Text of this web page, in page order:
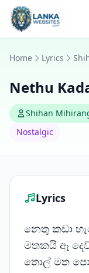
Skip to content
Home Lyrics
Nethu
Shihan
Nostalgic
Lyrics
නෙතු කඩා
මතකයි ඈ
තොල් මත